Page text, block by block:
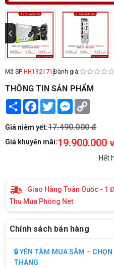
Mã SP: HH192171 Đánh giá:
THÔNG TIN SẢN PHẨM
Share Facebook
TwitterMessenger
Giá niêm yết:17.490.000 đ
Giá khuyến mãi:19.900.000
Hết
Giao Hàng Toàn Quốc - 1
Thu Mua Phòng Net
Chính sách bán hàng
🔒 YÊN TÂM MUA SẮM –
THẮNG